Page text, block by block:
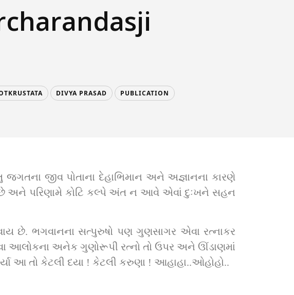
DIVYA PRASAD PUBLICATION
જીવ પોતાના દેહાભિમાન અને અજ્ઞાનના કારણે
છે અને પરિણામે કોટિ કલ્પે અંત ન આવે એવાં દુઃખને સહન
છે. ભગવાનના સત્પુરુષો પણ ગુણસાગર એવા રત્નાકર
આલોકના અનેક ગુણોરૂપી રત્નો તો ઉપર અને ઊંડાણમાં
આ તો કેટલી દયા ! કેટલી કરુણા ! આહાહા..ઓહોહો..